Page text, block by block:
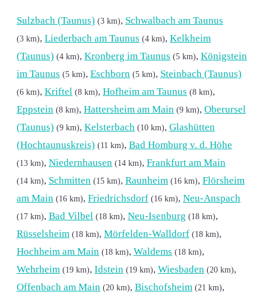
Sulzbach (Taunus) (3 km), Schwalbach am Taunus
(3 km), Liederbach am Taunus (4 km), Kelkheim
(Taunus) (4 km), Kronberg im Taunus (5 km), Königstein
im Taunus (5 km), Eschborn (5 km), Steinbach (Taunus)
(6 km), Kriftel (8 km), Hofheim am Taunus (8 km),
Eppstein (8 km), Hattersheim am Main (9 km), Oberursel
(Taunus) (9 km), Kelsterbach (10 km), Glashütten
(Hochtaunuskreis) (11 km), Bad Homburg v. d. Höhe
(13 km), Niedernhausen (14 km), Frankfurt am Main
(14 km), Schmitten (15 km), Raunheim (16 km), Flörsheim
am Main (16 km), Friedrichsdorf (16 km), Neu-Anspach
(17 km), Bad Vilbel (18 km), Neu-Isenburg (18 km),
Rüsselsheim (18 km), Mörfelden-Walldorf (18 km),
Hochheim am Main (18 km), Waldems (18 km),
Wehrheim (19 km), Idstein (19 km), Wiesbaden (20 km),
Offenbach am Main (20 km), Bischofsheim (21 km),